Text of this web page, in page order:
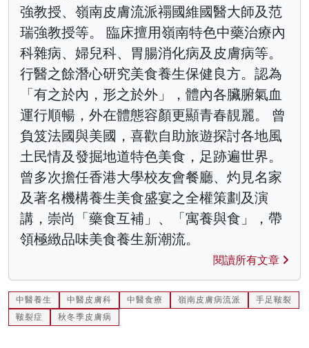
強教授、嶺南皮膚流派禤國維國醫大師及范
瑞強教授等。 臨床擅用嶺南特色中藥治療內
科雜病、婦兒科、胃腸消化病及皮膚病等。
行醫之餘潛心研究美食養生保健良方。認為
「有之於內，形之於外」，體內各臟腑氣血
運行順暢，外在體態容顏更顯青春靚麗。 曾
負笈法國與美國，喜歡自助旅遊探討各地風
土民情及發掘地道特色美食，足跡遍世界。
曾多次擔任香港大學校友會餐廳、灼見名家
及著名機構養生美食盛宴之全權策劃及演
講，崇尚「藥食互補」、「寓養與食」，帶
領極緻品味美食養生新潮流。
閱讀所有文章
中醫養生 中醫皮膚科 中醫食療 嶺南皮膚病流派
手足皸裂
皸裂症
秋冬季皮膚病